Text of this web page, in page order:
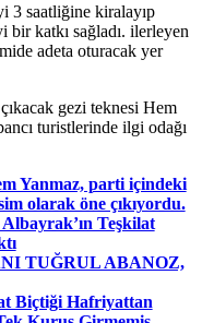
3 saatliğine kiralayıp
bir katkı sağladı. ilerleyen
adeta oturacak yer
gezi teknesi Hem
turistlerinde ilgi odağı
Yanmaz, parti içindeki
olarak öne çıkıyordu.
Teşkilat
TUĞRUL ABANOZ,
Biçtiği Hafriyattan